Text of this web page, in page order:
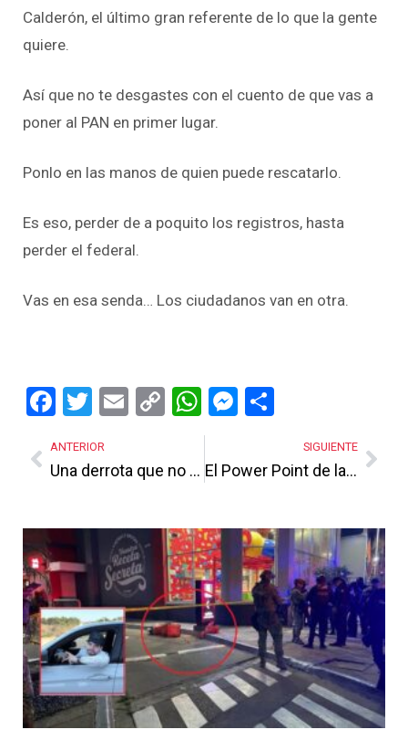
Calderón, el último gran referente de lo que la gente
quiere.
Así que no te desgastes con el cuento de que vas a
poner al PAN en primer lugar.
Ponlo en las manos de quien puede rescatarlo.
Es eso, perder de a poquito los registros, hasta
perder el federal.
Vas en esa senda… Los ciudadanos van en otra.
Facebook
Twitter
EmailCopy
Link
WhatsApp
Messenger
ANTERIOR
Una derrota que no debe ser estéril
SIGUIENTE
El Power Point de la seguridad
Más Noticias